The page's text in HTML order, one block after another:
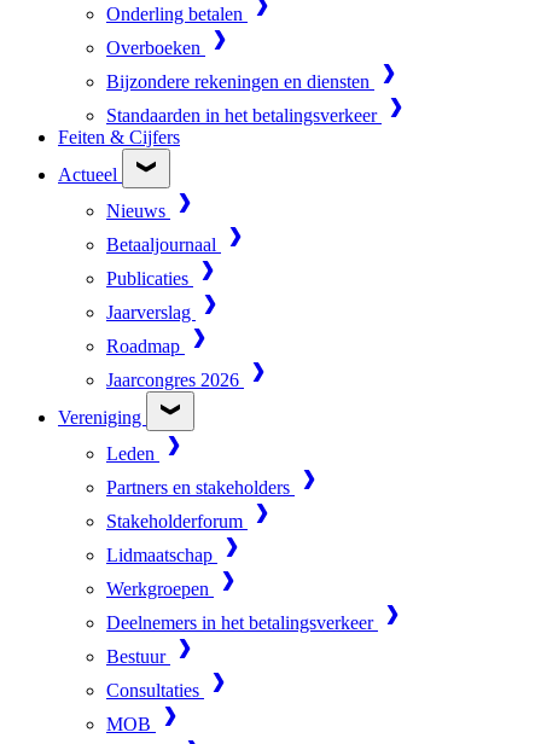
Onderling betalen
Overboeken
Bijzondere rekeningen en diensten
Standaarden in het betalingsverkeer
Feiten & Cijfers
Actueel
Nieuws
Betaaljournaal
Publicaties
Jaarverslag
Roadmap
Jaarcongres 2026
Vereniging
Leden
Partners en stakeholders
Stakeholderforum
Lidmaatschap
Werkgroepen
Deelnemers in het betalingsverkeer
Bestuur
Consultaties
MOB